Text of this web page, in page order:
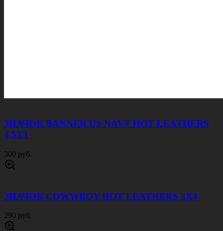
ЗНАЧОК BANNER US NAVY HOT LEATHERS
4,5Х1
300 руб.
ЗНАЧОК COWWBOY HOT LEATHERS 3Х4
290 руб.